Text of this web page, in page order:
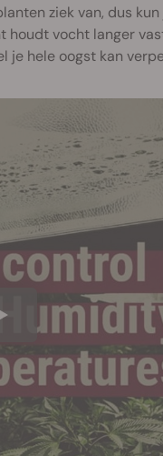
ziek van, dus
vocht langer
je hele oogst kan